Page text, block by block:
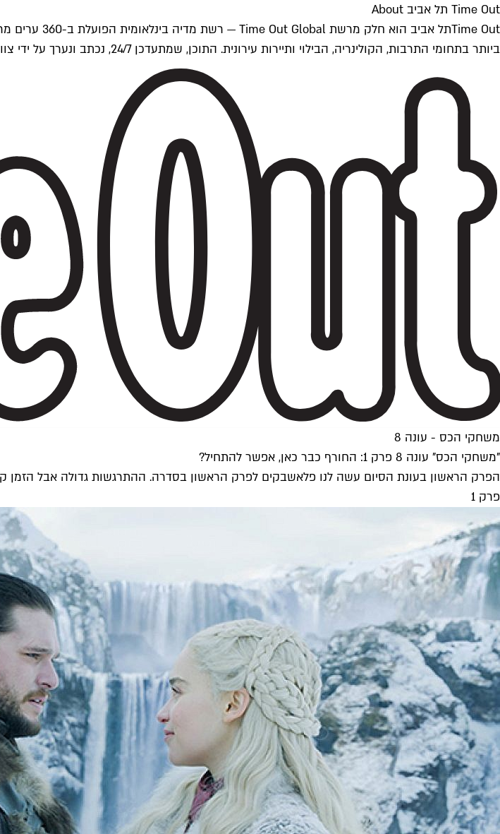
Time Out תל אביב About
ביותר בתחומי התרבות, הקולינריה, הבילוי ותיירות עירונית. התוכן, שמתעדכן 24/7, נכתב ונערך על ידי צוות עיתונאים מקצועי מקומי בישראל, בהתאם לסטנדרטים של Time Out העולמית.
משחקי הכס - עונה 8
"משחקי הכס" עונה 8 פרק 1: החורף כבר כאן, אפשר להתחיל?
פרק 1